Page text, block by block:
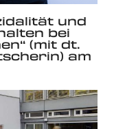
und
bei
(mit dt.
am